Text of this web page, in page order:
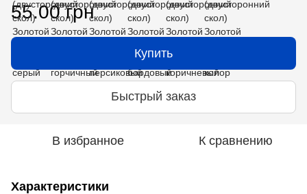
55.00 грн
Купить
Быстрый заказ
В избранное К сравнению
Характеристики